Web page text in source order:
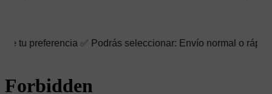
✅ Podrás seleccionar: Envío normal o rápido ☑️